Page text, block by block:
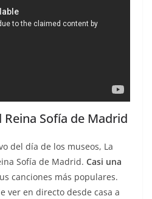
Reina Sofía de Madrid
del día de los museos, La
Sofía de Madrid. Casi una
canciones más populares.
ver en directo desde casa a